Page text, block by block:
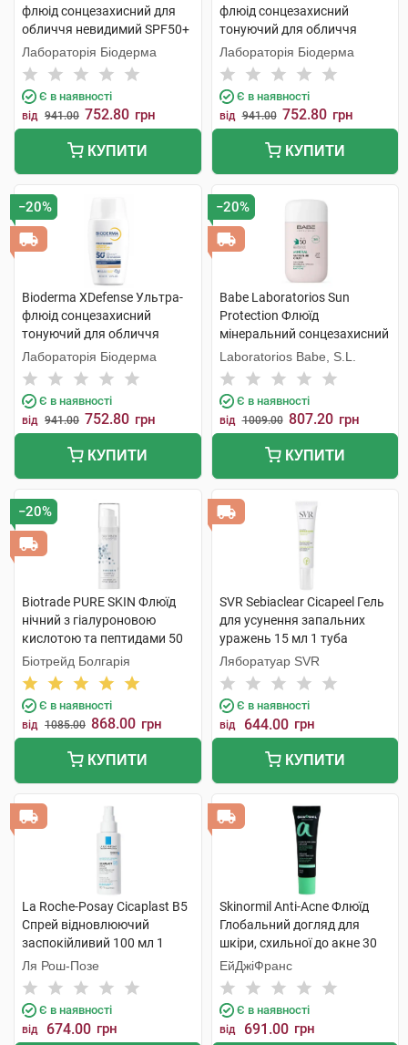
флюід сонцезахисний для
обличчя невидимий SPF50+
40 мл 1 флакон
Лабораторія Біодерма
Є в наявності
від 941.00 752.80 грн
КУПИТИ
флюід сонцезахисний
тонуючий для обличчя
SPF50+ тон 01 40 мл 1
флакон
Лабораторія Біодерма
Є в наявності
від 941.00 752.80 грн
КУПИТИ
−20%
Bioderma XDefense Ультра-
флюід сонцезахисний
тонуючий для обличчя
SPF50+ тон 02 40 мл 1
флакон
Лабораторія Біодерма
Є в наявності
від 941.00 752.80 грн
КУПИТИ
−20%
Babe Laboratorios Sun
Protection Флюїд
мінеральний сонцезахисний
з фізичними фільтрами з
тонуючим ефектом з SPF50
50 мл 1 флакон
Laboratorios Babe, S.L.
Є в наявності
від 1009.00 807.20 грн
КУПИТИ
−20%
Biotrade PURE SKIN Флюїд
нічний з гіалуроновою
кислотою та пептидами 50
мл 1 флакон
Біотрейд Болгарія
Є в наявності
від 1085.00 868.00 грн
КУПИТИ
SVR Sebiaclear Cicapeel Гель
для усунення запальних
уражень 15 мл 1 туба
Ляборатуар SVR
Є в наявності
від 644.00 грн
КУПИТИ
La Roche-Posay Cicaplast В5
Спрей відновлюючий
заспокійливий 100 мл 1
флакон
Ля Рош-Позе
Є в наявності
від 674.00 грн
Skinormil Anti-Acne Флюїд
Глобальний догляд для
шкіри, схильної до акне 30
мл 1 туба
ЕйДжіФранс
Є в наявності
від 691.00 грн